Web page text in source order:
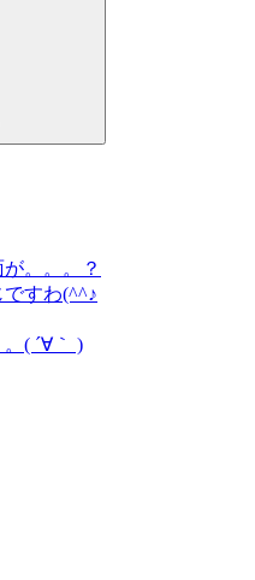
。。。？
すわ(^^♪
( ´∀｀ )